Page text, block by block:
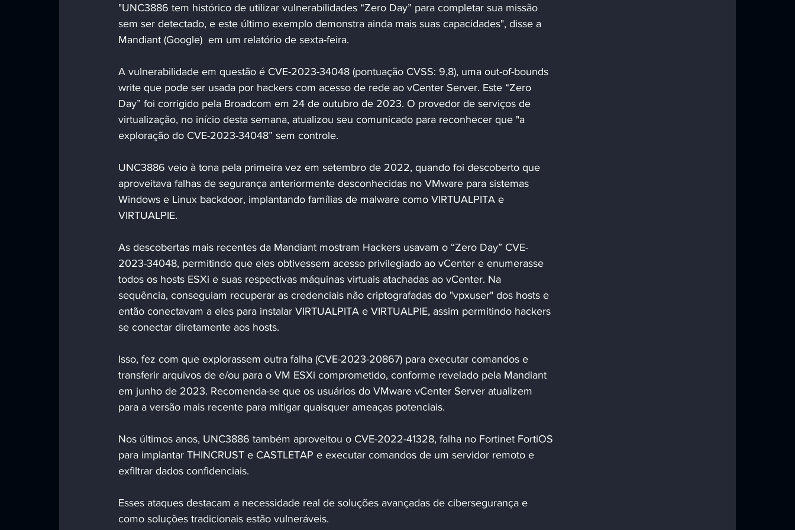
"UNC3886 tem histórico de utilizar vulnerabilidades “Zero Day” para completar sua missão
sem ser detectado, e este último exemplo demonstra ainda mais suas capacidades", disse a
Mandiant (Google)  em um relatório de sexta-feira.
A vulnerabilidade em questão é CVE-2023-34048 (pontuação CVSS: 9,8), uma out-of-bounds
write que pode ser usada por hackers com acesso de rede ao vCenter Server. Este “Zero
Day” foi corrigido pela Broadcom em 24 de outubro de 2023. O provedor de serviços de
virtualização, no início desta semana, atualizou seu comunicado para reconhecer que "a
exploração do CVE-2023-34048” sem controle.
UNC3886 veio à tona pela primeira vez em setembro de 2022, quando foi descoberto que
aproveitava falhas de segurança anteriormente desconhecidas no VMware para sistemas
Windows e Linux backdoor, implantando famílias de malware como VIRTUALPITA e
VIRTUALPIE.
As descobertas mais recentes da Mandiant mostram Hackers usavam o “Zero Day” CVE-
2023-34048, permitindo que eles obtivessem acesso privilegiado ao vCenter e enumerasse
todos os hosts ESXi e suas respectivas máquinas virtuais atachadas ao vCenter. Na
sequência, conseguiam recuperar as credenciais não criptografadas do "vpxuser" dos hosts e
então conectavam a eles para instalar VIRTUALPITA e VIRTUALPIE, assim permitindo hackers
se conectar diretamente aos hosts.
Isso, fez com que explorassem outra falha (CVE-2023-20867) para executar comandos e
transferir arquivos de e/ou para o VM ESXi comprometido, conforme revelado pela Mandiant
em junho de 2023. Recomenda-se que os usuários do VMware vCenter Server atualizem
para a versão mais recente para mitigar quaisquer ameaças potenciais.
Nos últimos anos, UNC3886 também aproveitou o CVE-2022-41328, falha no Fortinet FortiOS
para implantar THINCRUST e CASTLETAP e executar comandos de um servidor remoto e
exfiltrar dados confidenciais.
Esses ataques destacam a necessidade real de soluções avançadas de cibersegurança e
como soluções tradicionais estão vulneráveis.